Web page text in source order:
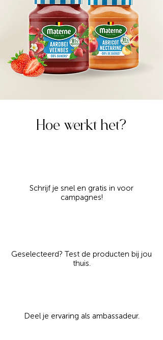
Hoe werkt het?
Schrijf je snel en gratis in voor
campagnes!
Geselecteerd? Test de producten bij jou
thuis.
Deel je ervaring als ambassadeur.